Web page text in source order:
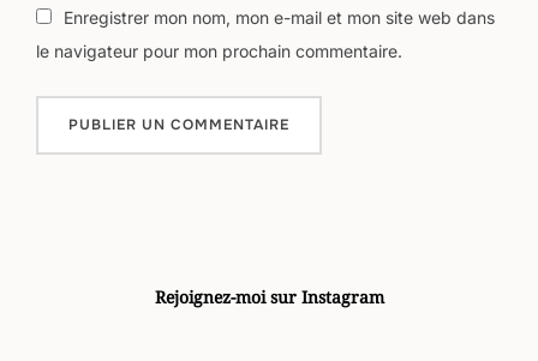
Enregistrer mon nom, mon e-mail et mon site web dans
le navigateur pour mon prochain commentaire.
Rejoignez-moi sur Instagram